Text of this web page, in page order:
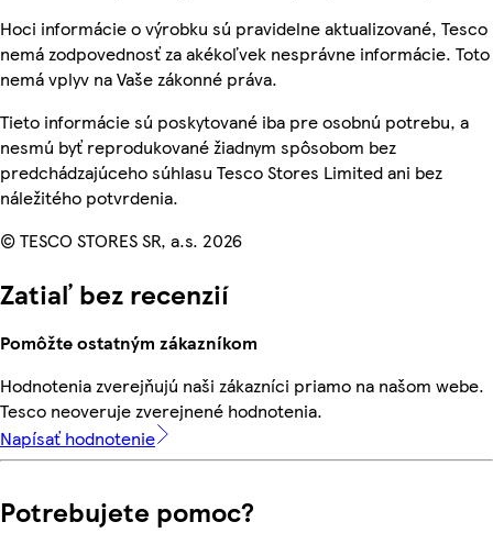
Hoci informácie o výrobku sú pravidelne aktualizované, Tesco
nemá zodpovednosť za akékoľvek nesprávne informácie. Toto
nemá vplyv na Vaše zákonné práva.
Tieto informácie sú poskytované iba pre osobnú potrebu, a
nesmú byť reprodukované žiadnym spôsobom bez
predchádzajúceho súhlasu Tesco Stores Limited ani bez
náležitého potvrdenia.
© TESCO STORES SR, a.s. 2026
Zatiaľ bez recenzií
Pomôžte ostatným zákazníkom
Hodnotenia zverejňujú naši zákazníci priamo na našom webe.
Tesco neoveruje zverejnené hodnotenia.
Napísať hodnotenie
Potrebujete pomoc?